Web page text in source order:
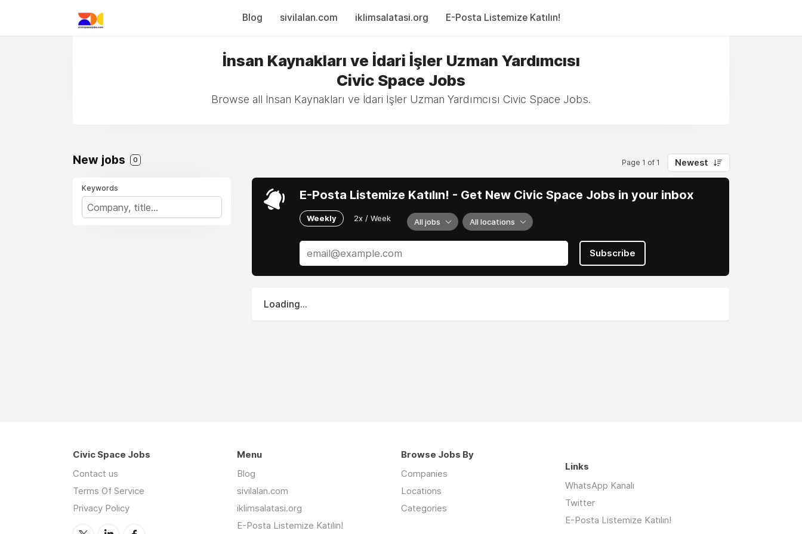
Blog sivilalan.com iklimsalatasi.org E-Posta Listemize Katılın!
İnsan Kaynakları ve İdari İşler Uzman Yardımcısı
Civic Space Jobs
Browse all İnsan Kaynakları ve İdari İşler Uzman Yardımcısı Civic Space Jobs.
New jobs 0 Page 1 of 1 Newest
Keywords E-Posta Listemize Katılın! - Get New Civic Space Jobs in your inbox
Weekly 2x / Week All jobs All locations
Subscribe
Loading...
Civic Space Jobs
Contact us
Terms Of Service
Privacy Policy
Menu
Blog
sivilalan.com
iklimsalatasi.org
E-Posta Listemize Katılın!
Browse Jobs By
Companies
Locations
Categories
Links
WhatsApp Kanalı
Twitter
E-Posta Listemize Katılın!